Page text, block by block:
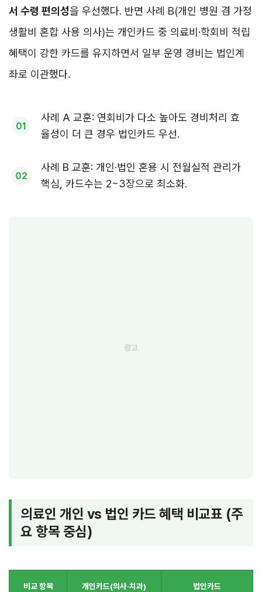
서 수령 편의성을 우선했다. 반면 사례 B(개인 병원 겸 가정
생활비 혼합 사용 의사)는 개인카드 중 의료비·학회비 적립
혜택이 강한 카드를 유지하면서 일부 운영 경비는 법인계
좌로 이관했다.
사례 A 교훈: 연회비가 다소 높아도 경비처리 효
율성이 더 큰 경우 법인카드 우선.
사례 B 교훈: 개인·법인 혼용 시 전월실적 관리가
핵심, 카드수는 2~3장으로 최소화.
의료인 개인 vs 법인 카드 혜택 비교표 (주
요 항목 중심)
비교 항목 개인카드(의사·치과) 법인카드